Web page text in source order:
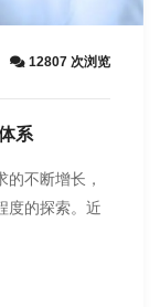
12807 次浏览
系
不断增长，
度的探索。近